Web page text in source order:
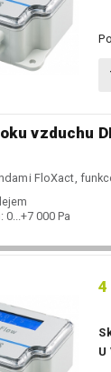
vzduchu
FloXact,
0...+7 000 Pa
4
U